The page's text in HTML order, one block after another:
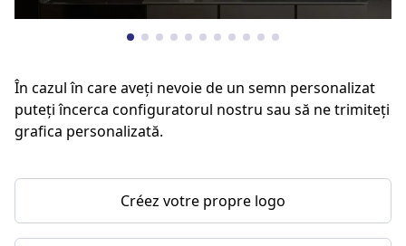
În cazul în care aveți nevoie de un semn personalizat
puteți încerca configuratorul nostru sau să ne trimiteți
grafica personalizată.
Créez votre propre logo